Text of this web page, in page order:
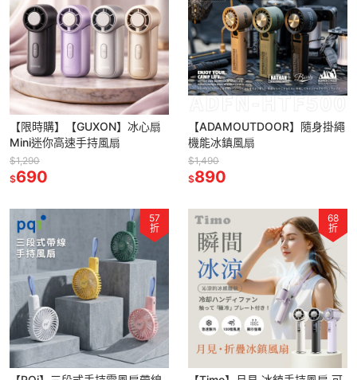
【限時購】【GUXON】冰心扇
Mini迷你高速手持風扇
$1,290
$690
【ADAMOUTDOOR】隨身掛繩
機能冰鎮風扇
$1,490
$890
57
折
68
折